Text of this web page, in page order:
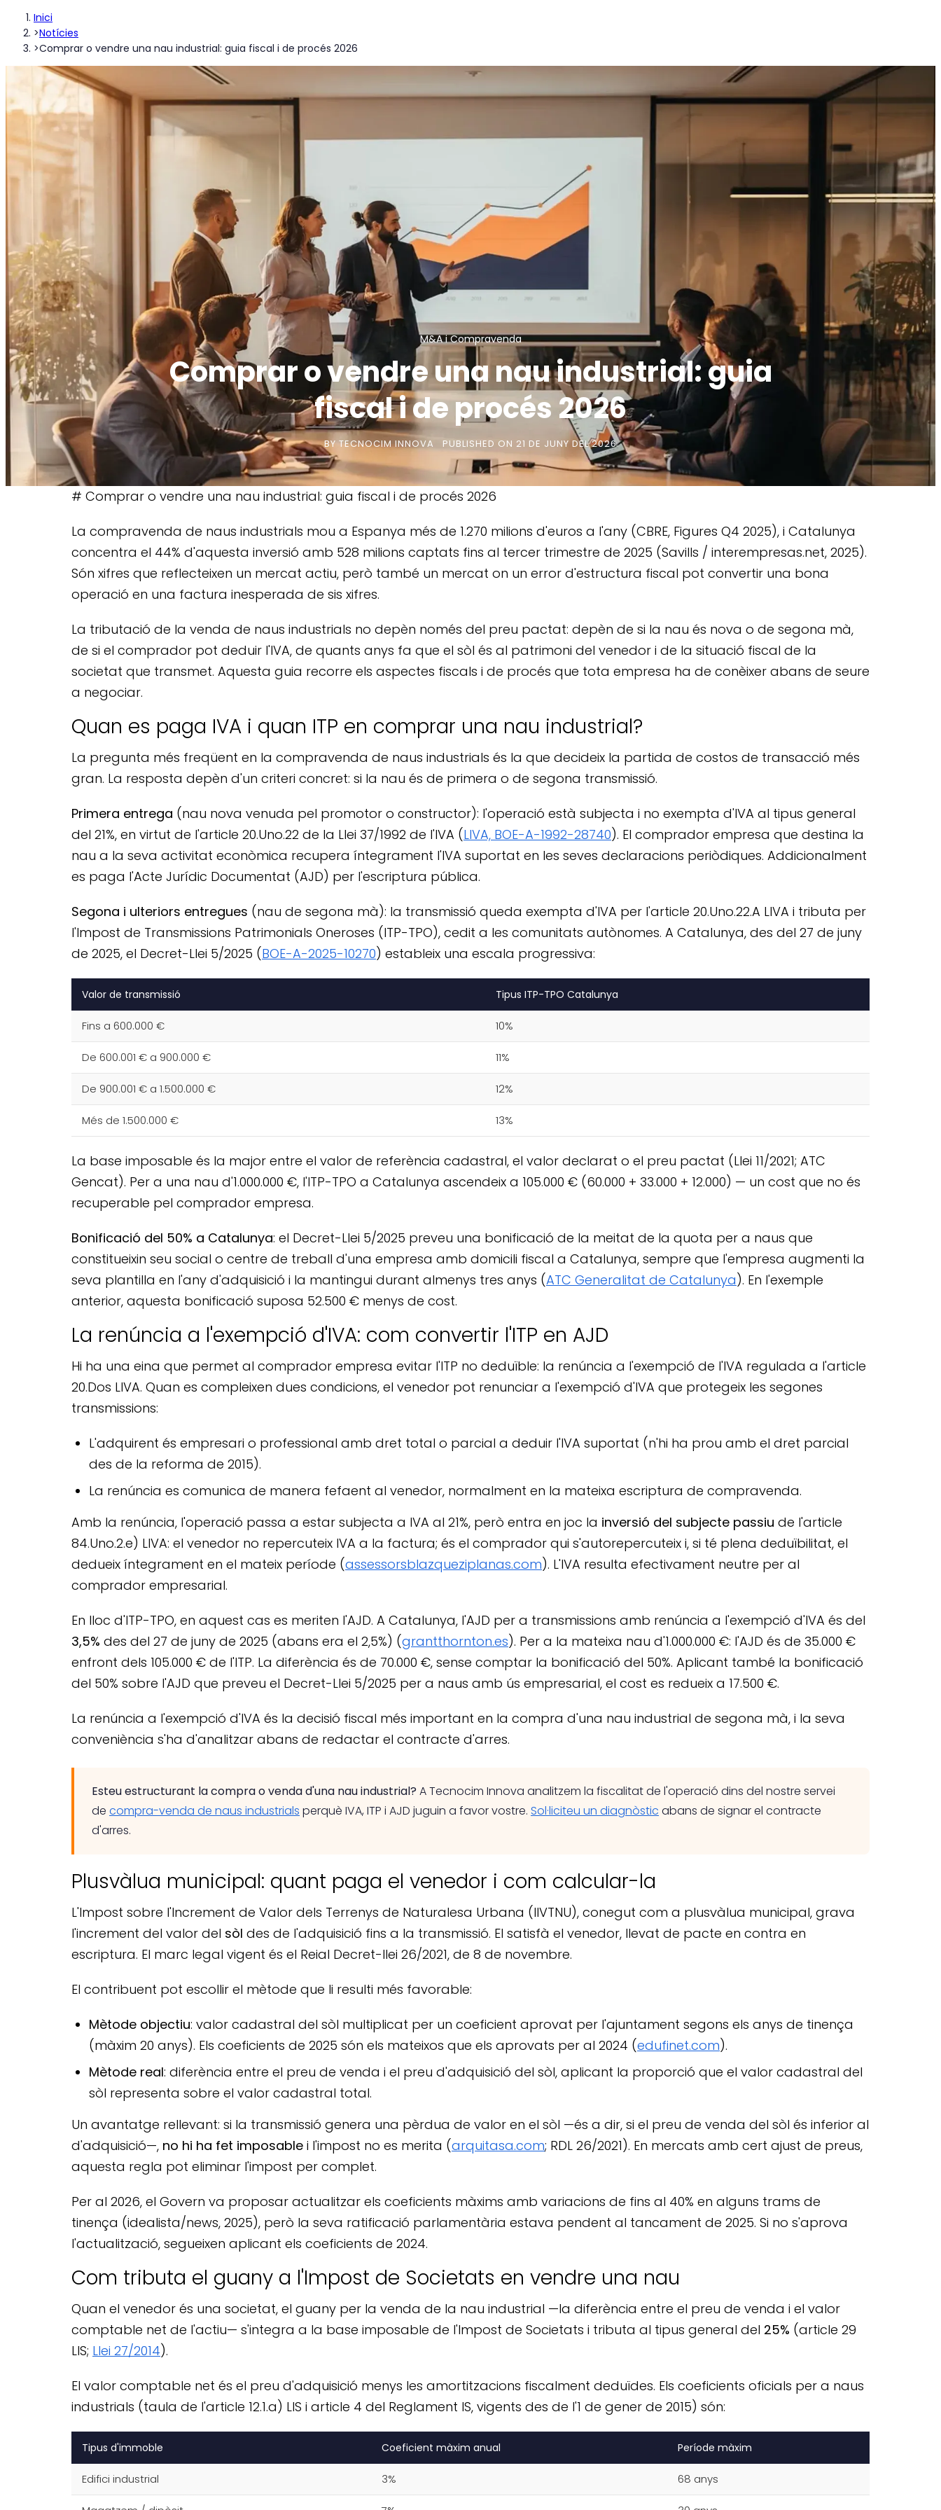
Inici
>Notícies
>Comprar o vendre una nau industrial: guia fiscal i de procés 2026
M&A i Compravenda
Comprar o vendre una nau industrial: guia
fiscal i de procés 2026
BYTECNOCIM INNOVA PUBLISHED ON 21 DE JUNY DEL 2026
# Comprar o vendre una nau industrial: guia fiscal i de procés 2026
La compravenda de naus industrials mou a Espanya més de 1.270 milions d'euros a l'any (CBRE, Figures Q4 2025), i Catalunya
concentra el 44% d'aquesta inversió amb 528 milions captats fins al tercer trimestre de 2025 (Savills / interempresas.net, 2025).
Són xifres que reflecteixen un mercat actiu, però també un mercat on un error d'estructura fiscal pot convertir una bona
operació en una factura inesperada de sis xifres.
La tributació de la venda de naus industrials no depèn només del preu pactat: depèn de si la nau és nova o de segona mà,
de si el comprador pot deduir l'IVA, de quants anys fa que el sòl és al patrimoni del venedor i de la situació fiscal de la
societat que transmet. Aquesta guia recorre els aspectes fiscals i de procés que tota empresa ha de conèixer abans de seure
a negociar.
Quan es paga IVA i quan ITP en comprar una nau industrial?
La pregunta més freqüent en la compravenda de naus industrials és la que decideix la partida de costos de transacció més
gran. La resposta depèn d'un criteri concret: si la nau és de primera o de segona transmissió.
Primera entrega (nau nova venuda pel promotor o constructor): l'operació està subjecta i no exempta d'IVA al tipus general
del 21%, en virtut de l'article 20.Uno.22 de la Llei 37/1992 de l'IVA (LIVA, BOE-A-1992-28740). El comprador empresa que destina la
nau a la seva activitat econòmica recupera íntegrament l'IVA suportat en les seves declaracions periòdiques. Addicionalment
es paga l'Acte Jurídic Documentat (AJD) per l'escriptura pública.
Segona i ulteriors entregues (nau de segona mà): la transmissió queda exempta d'IVA per l'article 20.Uno.22.A LIVA i tributa per
l'Impost de Transmissions Patrimonials Oneroses (ITP-TPO), cedit a les comunitats autònomes. A Catalunya, des del 27 de juny
de 2025, el Decret-Llei 5/2025 (BOE-A-2025-10270) estableix una escala progressiva:
Valor de transmissió Tipus ITP-TPO Catalunya
Fins a 600.000 € 10%
De 600.001 € a 900.000 € 11%
De 900.001 € a 1.500.000 € 12%
Més de 1.500.000 € 13%
La base imposable és la major entre el valor de referència cadastral, el valor declarat o el preu pactat (Llei 11/2021; ATC
Gencat). Per a una nau d'1.000.000 €, l'ITP-TPO a Catalunya ascendeix a 105.000 € (60.000 + 33.000 + 12.000) — un cost que no és
recuperable pel comprador empresa.
Bonificació del 50% a Catalunya: el Decret-Llei 5/2025 preveu una bonificació de la meitat de la quota per a naus que
constitueixin seu social o centre de treball d'una empresa amb domicili fiscal a Catalunya, sempre que l'empresa augmenti la
seva plantilla en l'any d'adquisició i la mantingui durant almenys tres anys (ATC Generalitat de Catalunya). En l'exemple
anterior, aquesta bonificació suposa 52.500 € menys de cost.
La renúncia a l'exempció d'IVA: com convertir l'ITP en AJD
Hi ha una eina que permet al comprador empresa evitar l'ITP no deduïble: la renúncia a l'exempció de l'IVA regulada a l'article
20.Dos LIVA. Quan es compleixen dues condicions, el venedor pot renunciar a l'exempció d'IVA que protegeix les segones
transmissions:
L'adquirent és empresari o professional amb dret total o parcial a deduir l'IVA suportat (n'hi ha prou amb el dret parcial
des de la reforma de 2015).
La renúncia es comunica de manera fefaent al venedor, normalment en la mateixa escriptura de compravenda.
Amb la renúncia, l'operació passa a estar subjecta a IVA al 21%, però entra en joc la inversió del subjecte passiu de l'article
84.Uno.2.e) LIVA: el venedor no repercuteix IVA a la factura; és el comprador qui s'autorepercuteix i, si té plena deduïbilitat, el
dedueix íntegrament en el mateix període (assessorsblazqueziplanas.com). L'IVA resulta efectivament neutre per al
comprador empresarial.
En lloc d'ITP-TPO, en aquest cas es meriten l'AJD. A Catalunya, l'AJD per a transmissions amb renúncia a l'exempció d'IVA és del
3,5% des del 27 de juny de 2025 (abans era el 2,5%) (grantthornton.es). Per a la mateixa nau d'1.000.000 €: l'AJD és de 35.000 €
enfront dels 105.000 € de l'ITP. La diferència és de 70.000 €, sense comptar la bonificació del 50%. Aplicant també la bonificació
del 50% sobre l'AJD que preveu el Decret-Llei 5/2025 per a naus amb ús empresarial, el cost es redueix a 17.500 €.
La renúncia a l'exempció d'IVA és la decisió fiscal més important en la compra d'una nau industrial de segona mà, i la seva
conveniència s'ha d'analitzar abans de redactar el contracte d'arres.
Esteu estructurant la compra o venda d'una nau industrial? A Tecnocim Innova analitzem la fiscalitat de l'operació dins del nostre servei
de compra-venda de naus industrials perquè IVA, ITP i AJD juguin a favor vostre. Sol·liciteu un diagnòstic abans de signar el contracte
d'arres.
Plusvàlua municipal: quant paga el venedor i com calcular-la
L'Impost sobre l'Increment de Valor dels Terrenys de Naturalesa Urbana (IIVTNU), conegut com a plusvàlua municipal, grava
l'increment del valor del sòl des de l'adquisició fins a la transmissió. El satisfà el venedor, llevat de pacte en contra en
escriptura. El marc legal vigent és el Reial Decret-llei 26/2021, de 8 de novembre.
El contribuent pot escollir el mètode que li resulti més favorable:
Mètode objectiu: valor cadastral del sòl multiplicat per un coeficient aprovat per l'ajuntament segons els anys de tinença
(màxim 20 anys). Els coeficients de 2025 són els mateixos que els aprovats per al 2024 (edufinet.com).
Mètode real: diferència entre el preu de venda i el preu d'adquisició del sòl, aplicant la proporció que el valor cadastral del
sòl representa sobre el valor cadastral total.
Un avantatge rellevant: si la transmissió genera una pèrdua de valor en el sòl —és a dir, si el preu de venda del sòl és inferior al
d'adquisició—, no hi ha fet imposable i l'impost no es merita (arquitasa.com; RDL 26/2021). En mercats amb cert ajust de preus,
aquesta regla pot eliminar l'impost per complet.
Per al 2026, el Govern va proposar actualitzar els coeficients màxims amb variacions de fins al 40% en alguns trams de
tinença (idealista/news, 2025), però la seva ratificació parlamentària estava pendent al tancament de 2025. Si no s'aprova
l'actualització, segueixen aplicant els coeficients de 2024.
Com tributa el guany a l'Impost de Societats en vendre una nau
Quan el venedor és una societat, el guany per la venda de la nau industrial —la diferència entre el preu de venda i el valor
comptable net de l'actiu— s'integra a la base imposable de l'Impost de Societats i tributa al tipus general del 25% (article 29
LIS; Llei 27/2014).
El valor comptable net és el preu d'adquisició menys les amortitzacions fiscalment deduïdes. Els coeficients oficials per a naus
industrials (taula de l'article 12.1.a) LIS i article 4 del Reglament IS, vigents des de l'1 de gener de 2015) són:
Tipus d'immoble Coeficient màxim anual Període màxim
Edifici industrial 3% 68 anys